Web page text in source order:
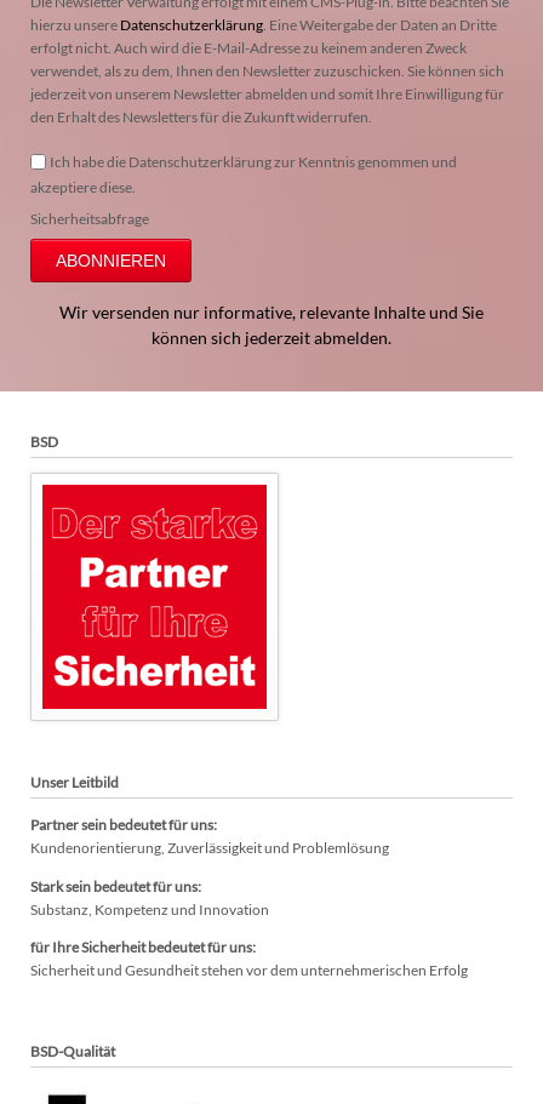
hierzu unsere Datenschutzerklärung. Eine Weitergabe der Daten an Dritte
erfolgt nicht. Auch wird die E-Mail-Adresse zu keinem anderen Zweck
verwendet, als zu dem, Ihnen den Newsletter zuzuschicken. Sie können sich
jederzeit von unserem Newsletter abmelden und somit Ihre Einwilligung für
den Erhalt des Newsletters für die Zukunft widerrufen.
Ich habe die Datenschutzerklärung zur Kenntnis genommen und
akzeptiere diese.
Sicherheitsabfrage
ABONNIEREN
Wir versenden nur informative, relevante Inhalte und Sie
können sich jederzeit abmelden.
BSD
Unser Leitbild
Partner sein bedeutet für uns:
Kundenorientierung, Zuverlässigkeit und Problemlösung
Stark sein bedeutet für uns:
Substanz, Kompetenz und Innovation
für Ihre Sicherheit bedeutet für uns:
Sicherheit und Gesundheit stehen vor dem unternehmerischen Erfolg
BSD-Qualität